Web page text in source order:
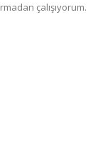
çalışıyorum.